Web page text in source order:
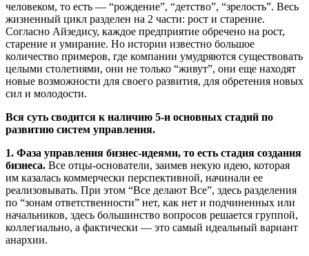
человеком, то есть — “рождение”, “детство”, “зрелость”. Весь
жизненный цикл разделен на 2 части: рост и старение.
Согласно Айзедису, каждое предприятие обречено на рост,
старение и умирание. Но истории известно большое
количество примеров, где компании умудряются существовать
целыми столетиями, они не только “живут”, они еще находят
новые возможности для своего развития, для обретения новых
сил и молодости.
Вся суть сводится к наличию 5-и основных стадий по
развитию систем управления.
1. Фаза управления бизнес-идеями, то есть стадия создания
бизнеса. Все отцы-основатели, заимев некую идею, которая
им казалась коммерчески перспективной, начинали ее
реализовывать. При этом “Все делают Все”, здесь разделения
по “зонам ответственности” нет, как нет и подчиненных или
начальников, здесь большинство вопросов решается группой,
коллегиально, а фактически — это самый идеальный вариант
анархии.